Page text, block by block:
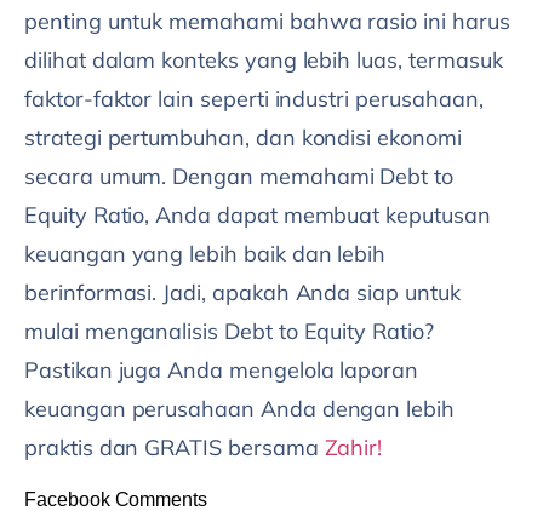
penting untuk memahami bahwa rasio ini harus
dilihat dalam konteks yang lebih luas, termasuk
faktor-faktor lain seperti industri perusahaan,
strategi pertumbuhan, dan kondisi ekonomi
secara umum. Dengan memahami Debt to
Equity Ratio, Anda dapat membuat keputusan
keuangan yang lebih baik dan lebih
berinformasi. Jadi, apakah Anda siap untuk
mulai menganalisis Debt to Equity Ratio?
Pastikan juga Anda mengelola laporan
keuangan perusahaan Anda dengan lebih
praktis dan GRATIS bersama Zahir!
Facebook Comments